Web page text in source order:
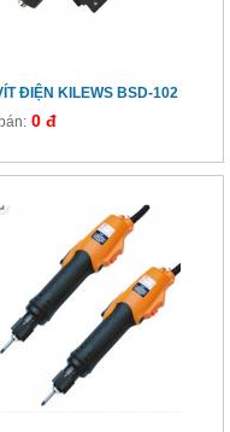
ĐIỆN KILEWS BSD-102
0 đ